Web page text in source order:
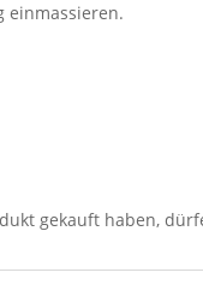
einmassieren.
gekauft haben,